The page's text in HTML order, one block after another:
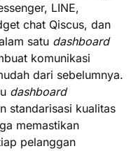
LINE,
chat Qiscus, dan
satu dashboard
komunikasi
dari sebelumnya.
dashboard
standarisasi kualitas
memastikan
pelanggan